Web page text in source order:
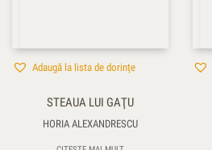
Adaugă la lista de dorințe
STEAUA LUI GAŢU
HORIA ALEXANDRESCU